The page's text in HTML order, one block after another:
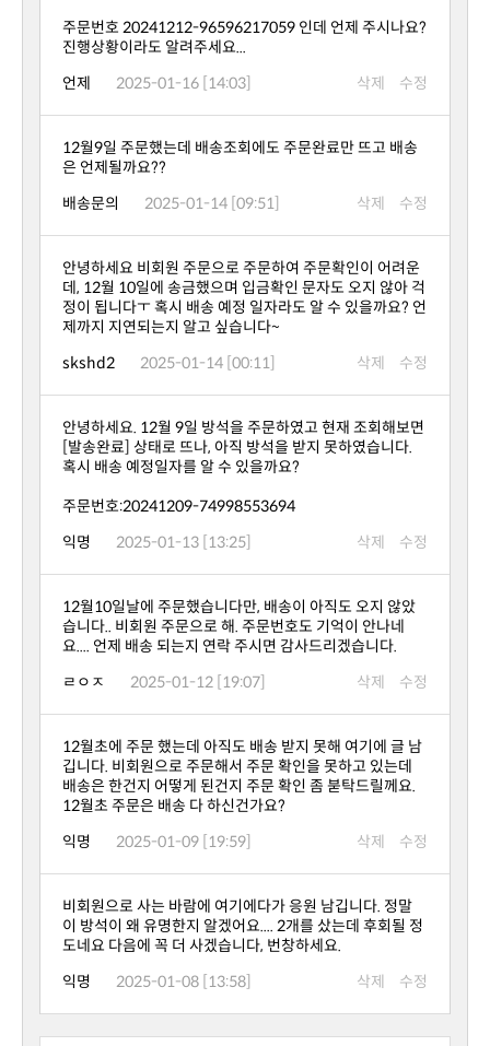
진행상황이라도 알려주세요...
언제
2025-01-16 [14:03] 삭제 수정
은 언제될까요??
배송문의
2025-01-14 [09:51] 삭제 수정
제까지 지연되는지 알고 싶습니다~
skshd2
2025-01-14 [00:11] 삭제 수정
혹시 배송 예정일자를 알 수 있을까요?
주문번호:20241209-74998553694
익명
2025-01-13 [13:25] 삭제 수정
요.... 언제 배송 되는지 연락 주시면 감사드리겠습니다.
ㄹㅇㅈ
2025-01-12 [19:07] 삭제 수정
12월초 주문은 배송 다 하신건가요?
익명
2025-01-09 [19:59] 삭제 수정
도네요 다음에 꼭 더 사겠습니다, 번창하세요.
익명
2025-01-08 [13:58] 삭제 수정